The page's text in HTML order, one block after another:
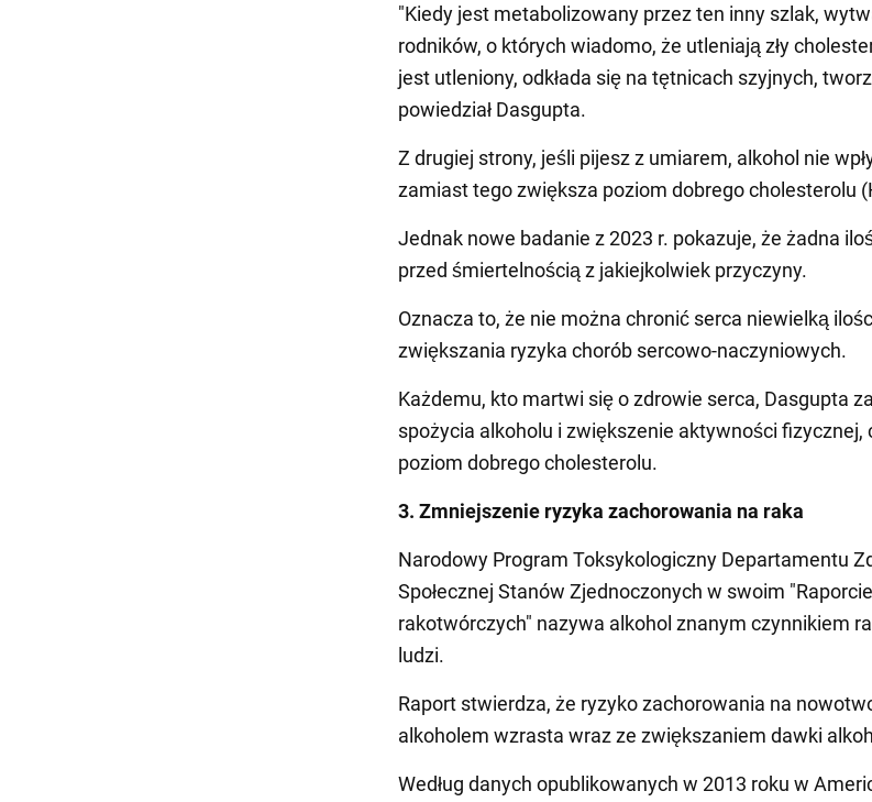
"Kiedy jest metabolizowany przez ten inny szlak,
rodników, o których wiadomo, że utleniają zły
jest utleniony, odkłada się na tętnicach szyjnych,
powiedział Dasgupta.
Z drugiej strony, jeśli pijesz z umiarem, alkohol nie
zamiast tego zwiększa poziom dobrego cholesterolu
Jednak nowe badanie z 2023 r. pokazuje, że żadna
przed śmiertelnością z jakiejkolwiek przyczyny.
Oznacza to, że nie można chronić serca niewielką
zwiększania ryzyka chorób sercowo-naczyniowych.
Każdemu, kto martwi się o zdrowie serca, Dasgupta
spożycia alkoholu i zwiększenie aktywności fizycznej,
poziom dobrego cholesterolu.
3. Zmniejszenie ryzyka zachorowania na raka
Narodowy Program Toksykologiczny Departamentu
Społecznej Stanów Zjednoczonych w swoim
rakotwórczych" nazywa alkohol znanym czynnikiem
ludzi.
Raport stwierdza, że ryzyko zachorowania na
alkoholem wzrasta wraz ze zwiększaniem dawki
Według danych opublikowanych w 2013 roku w